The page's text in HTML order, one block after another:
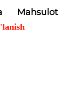
Mahsulot